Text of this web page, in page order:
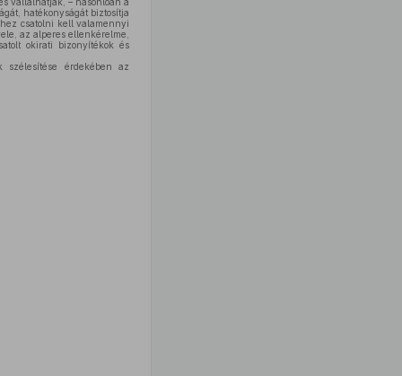
hatékonyságát biztosítja
csatolni kell valamennyi
az alperes ellenkérelme,
okirati bizonyítékok és
szélesítése érdekében az